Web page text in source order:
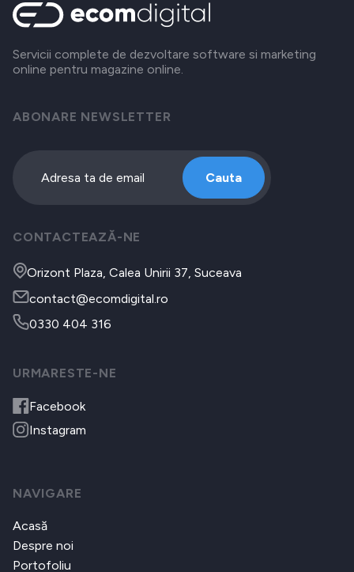
Servicii complete de dezvoltare software si marketing
online pentru magazine online.
ABONARE NEWSLETTER
Cauta
CONTACTEAZĂ-NE
Orizont Plaza, Calea Unirii 37, Suceava
contact@ecomdigital.ro
0330 404 316
URMARESTE-NE
Facebook
Instagram
NAVIGARE
Acasă
Despre noi
Portofoliu